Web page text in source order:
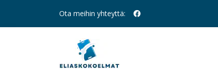
Ota meihin yhteyttä: